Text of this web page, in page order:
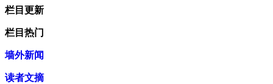
栏目更新
栏目热门
墙外新闻
读者文摘